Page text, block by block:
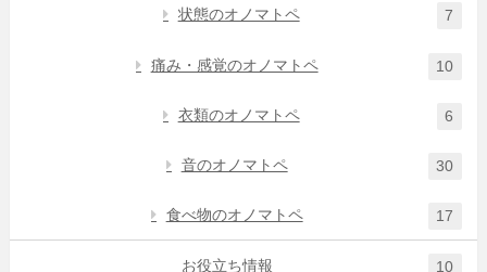
状態のオノマトペ 7
痛み・感覚のオノマトペ 10
衣類のオノマトペ 6
音のオノマトペ 30
食べ物のオノマトペ 17
お役立ち情報 10